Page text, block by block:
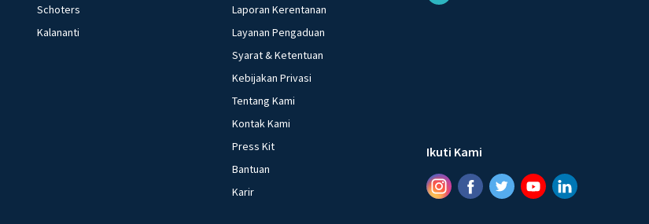
Schoters
Kalananti
Laporan Kerentanan
Layanan Pengaduan
Syarat & Ketentuan
Kebijakan Privasi
Tentang Kami
Kontak Kami
Press Kit
Bantuan
Karir
Ikuti Kami